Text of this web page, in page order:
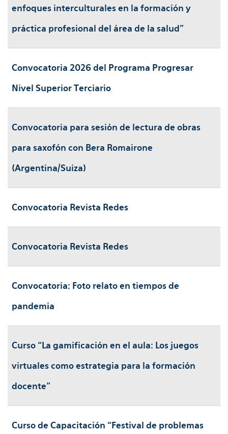
enfoques interculturales en la formación y
práctica profesional del área de la salud”
Convocatoria 2026 del Programa Progresar
Nivel Superior Terciario
Convocatoria para sesión de lectura de obras
para saxofón con Bera Romairone
(Argentina/Suiza)
Convocatoria Revista Redes
Convocatoria Revista Redes
Convocatoria: Foto relato en tiempos de
pandemia
Curso “La gamificación en el aula: Los juegos
virtuales como estrategia para la formación
docente”
Curso de Capacitación “Festival de problemas